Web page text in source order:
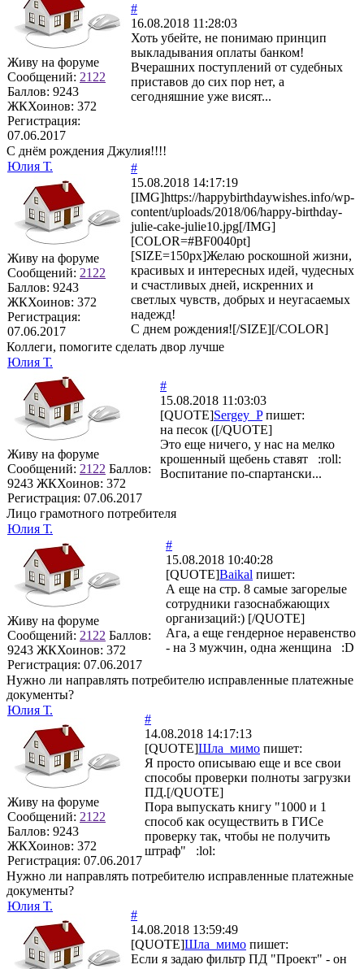
Живу на форуме
Сообщений: 2122
Баллов: 9243
ЖКХоинов: 372
Регистрация:
07.06.2017
#
16.08.2018 11:28:03
Хоть убейте, не понимаю принцип
выкладывания оплаты банком!
Вчерашних поступлений от судебных
приставов до сих пор нет, а
сегодняшние уже висят...
С днём рождения Джулия!!!!
Юлия Т.
Живу на форуме
Сообщений: 2122
Баллов: 9243
ЖКХоинов: 372
Регистрация:
07.06.2017
#
15.08.2018 14:17:19
[IMG]https://happybirthdaywishes.info/wp-
content/uploads/2018/06/happy-birthday-
julie-cake-julie10.jpg[/IMG]
[COLOR=#BF0040pt]
[SIZE=150px]Желаю роскошной жизни,
красивых и интересных идей, чудесных
и счастливых дней, искренних и
светлых чувств, добрых и неугасаемых
надежд!
С днем рождения![/SIZE][/COLOR]
Коллеги, помогите сделать двор лучше
Юлия Т.
Живу на форуме
Сообщений: 2122 Баллов:
9243 ЖКХоинов: 372
Регистрация: 07.06.2017
#
15.08.2018 11:03:03
[QUOTE]Sergey_Pпишет:
на песок ([/QUOTE]
Это еще ничего, у нас на мелко
крошенный щебень ставят :roll:
Воспитание по-спартански...
Лицо грамотного потребителя
Юлия Т.
Живу на форуме
Сообщений: 2122 Баллов:
9243 ЖКХоинов: 372
Регистрация: 07.06.2017
#
15.08.2018 10:40:28
[QUOTE]Baikal пишет:
А еще на стр. 8 самые загорелые
сотрудники газоснабжающих
организаций:) [/QUOTE]
Ага, а еще гендерное неравенство
- на 3 мужчин, одна женщина :D
Нужно ли направлять потребителю исправленные платежные
документы?
Юлия Т.
Живу на форуме
Сообщений: 2122
Баллов: 9243
ЖКХоинов: 372
Регистрация: 07.06.2017
#
14.08.2018 14:17:13
[QUOTE]Шла_мимо пишет:
Я просто описываю еще и все свои
способы проверки полноты загрузки
ПД.[/QUOTE]
Пора выпускать книгу "1000 и 1
способ как осуществить в ГИСе
проверку так, чтобы не получить
штраф" :lol:
Нужно ли направлять потребителю исправленные платежные
документы?
Юлия Т.
#
14.08.2018 13:59:49
[QUOTE]Шла_мимо пишет:
Если я задаю фильтр ПД "Проект" - он